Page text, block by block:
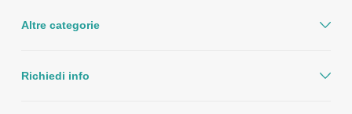
Altre categorie
Richiedi info